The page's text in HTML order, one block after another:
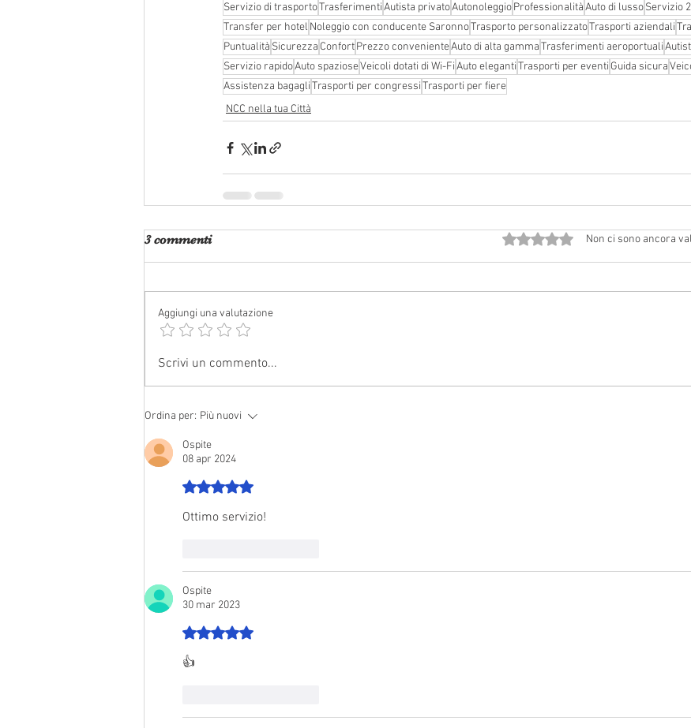
Servizio di trasportoTrasferimentiAutista privatoAutonoleggioProfessionalitàAuto di lussoServizio
Transfer per hotel Noleggio con conducente SaronnoTrasporto personalizzatoTrasporti aziendali
Puntualità Sicurezza ConfortPrezzo convenienteAuto di alta gammaTrasferimenti aeroportuali
Servizio rapidoAuto spazioseVeicoli dotati di Wi-FiAuto elegantiTrasporti per eventi Guida sicura
Assistenza bagagliTrasporti per congressiTrasporti per fiere
NCC nella tua Città
3 commenti Valutazione 0 stelle su 5.
Non ci sono ancora
Aggiungi una valutazione
Scrivi un commento...
Ordina per: Più nuovi
Ospite
08 apr 2024
Valutazione 5 stelle su 5.
Ottimo servizio!
Ospite
30 mar 2023
Valutazione 5 stelle su 5.
👍